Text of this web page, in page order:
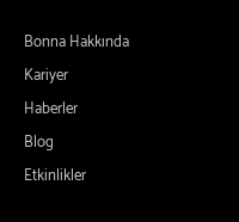
Bonna Hakkında
Kariyer
Haberler
Blog
Etkinlikler